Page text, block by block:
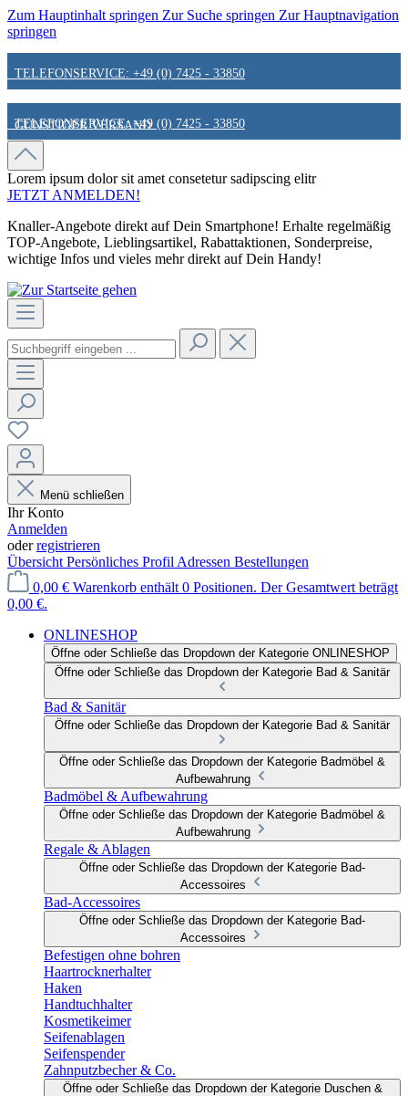
Zum Hauptinhalt springen Zur Suche springen Zur Hauptnavigation
springen
TELEFONSERVICE: +49 (0) 7425 - 33850
GÜNSTIGER VERSAND
FAIR & KUNDENORIENTIERT
HINWEIS ZU STATIONÄREN PREISEN
TELEFONSERVICE: +49 (0) 7425 - 33850
GÜNSTIGER VERSAND
FAIR & KUNDENORIENTIERT
HINWEIS ZU STATIONÄREN PREISEN
Lorem ipsum dolor sit amet consetetur sadipscing elitr
JETZT ANMELDEN!
Knaller-Angebote direkt auf Dein Smartphone! Erhalte regelmäßig
TOP-Angebote, Lieblingsartikel, Rabattaktionen, Sonderpreise,
wichtige Infos und vieles mehr direkt auf Dein Handy!
Menü schließen
Ihr Konto
Anmelden
oderregistrieren
Übersicht Persönliches Profil Adressen Bestellungen
0,00 € Warenkorb enthält 0 Positionen. Der Gesamtwert beträgt
0,00 €.
ONLINESHOP
Öffne oder Schließe das Dropdown der Kategorie ONLINESHOP
Öffne oder Schließe das Dropdown der Kategorie Bad & Sanitär
Bad & Sanitär
Öffne oder Schließe das Dropdown der Kategorie Bad & Sanitär
Öffne oder Schließe das Dropdown der Kategorie Badmöbel &
Aufbewahrung
Badmöbel & Aufbewahrung
Öffne oder Schließe das Dropdown der Kategorie Badmöbel &
Aufbewahrung
Regale & Ablagen
Öffne oder Schließe das Dropdown der Kategorie Bad-
Accessoires
Bad-Accessoires
Öffne oder Schließe das Dropdown der Kategorie Bad-
Accessoires
Befestigen ohne bohren
Haartrocknerhalter
Haken
Handtuchhalter
Kosmetikeimer
Seifenablagen
Seifenspender
Zahnputzbecher & Co.
Öffne oder Schließe das Dropdown der Kategorie Duschen &